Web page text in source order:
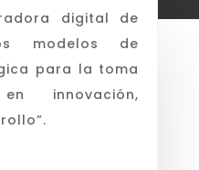
digital de
modelos de
para la toma
innovación,